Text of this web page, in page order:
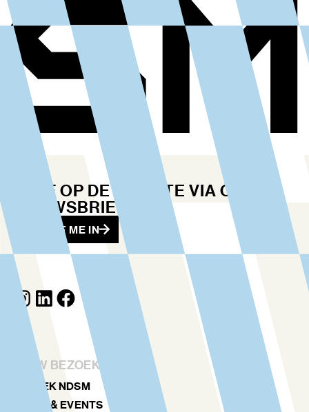
JOUW BEZOEK
ONTDEK NDSM
KUNST & EVENTS
BLIJF OP DE HOOGTE VIA ONZE
NIEUWSBRIEF
SCHRIJF ME IN